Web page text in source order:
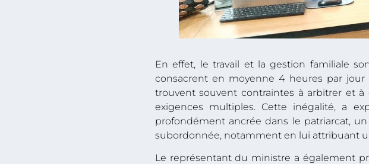
En effet, le travail et la gestion familiale
consacrent en moyenne 4 heures par
trouvent souvent contraintes à arbitrer et
exigences multiples. Cette inégalité, a
profondément ancrée dans le patriarcat,
subordonnée, notamment en lui attribuant
Le représentant du ministre a également